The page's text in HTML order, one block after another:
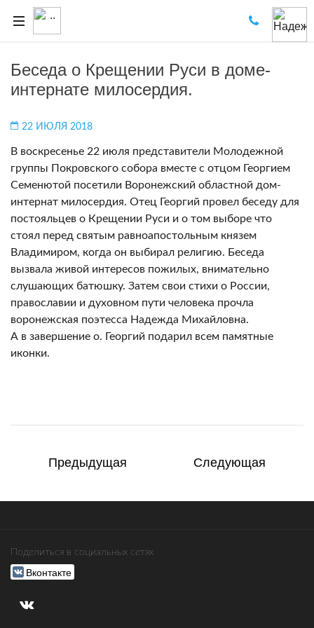
Беседа о Крещении Руси в доме-
интернате милосердия.
22 ИЮЛЯ 2018
В воскресенье 22 июля представители Молодежной
группы Покровского собора вместе с отцом Георгием
Семенютой посетили Воронежский областной дом-
интернат милосердия. Отец Георгий провел беседу для
постояльцев о Крещении Руси и о том выборе что
стоял перед святым равноапостольным князем
Владимиром, когда он выбирал религию. Беседа
вызвала живой интересов пожилых, внимательно
слушающих батюшку. Затем свои стихи о России,
православии и духовном пути человека прочла
воронежская поэтесса Надежда Михайловна.
А в завершение о. Георгий подарил всем памятные
иконки.
Предыдущая Следующая
Поделиться в социальных сетях
Вконтакте